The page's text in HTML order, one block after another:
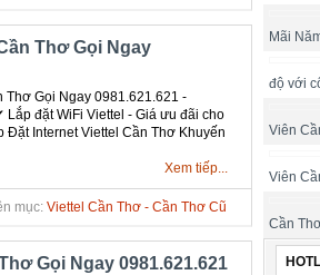
Thơ Gọi Ngay
Gọi Ngay 0981.621.621 -
đặt WiFi Viettel - Giá ưu đãi cho
Đặt Internet Viettel Cần Thơ Khuyến
Xem tiếp...
mục: Viettel Cần Thơ - Cần Thơ Cũ
Gọi Ngay 0981.621.621
Mãi
độ với
Viên
Viên
Cần